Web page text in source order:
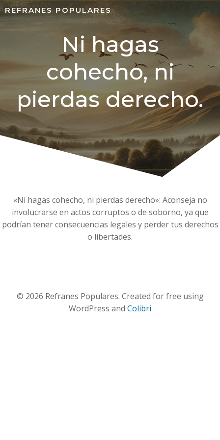
REFRANES POPULARES
Ni hagas
cohecho, ni
pierdas derecho.
«Ni hagas cohecho, ni pierdas derecho»: Aconseja no
involucrarse en actos corruptos o de soborno, ya que
podrían tener consecuencias legales y perder tus derechos
o libertades.
© 2026 Refranes Populares. Created for free using
WordPress and Colibri